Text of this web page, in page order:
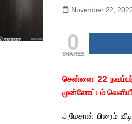
MOVIE NEWS
BOLLYWOOD
MOVIE NEWS
November 22, 2022
0
SHARES
சென்னை 22 நவம்பர்
முன்னோட்டம்
அமேசான் பிரைம்